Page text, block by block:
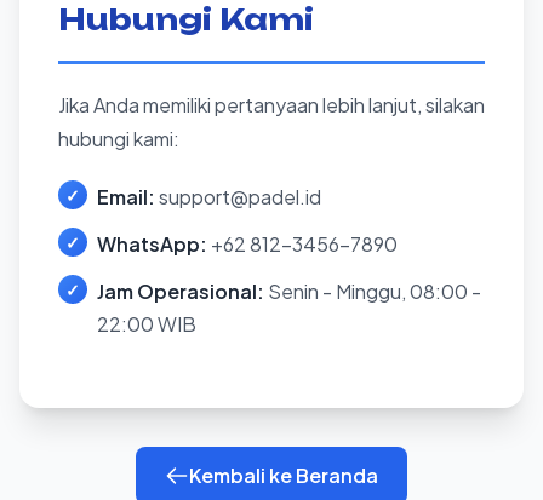
Hubungi Kami
Jika Anda memiliki pertanyaan lebih lanjut, silakan
hubungi kami:
Email: support@padel.id
WhatsApp: +62 812-3456-7890
Jam Operasional: Senin - Minggu, 08:00 -
22:00 WIB
Kembali ke Beranda